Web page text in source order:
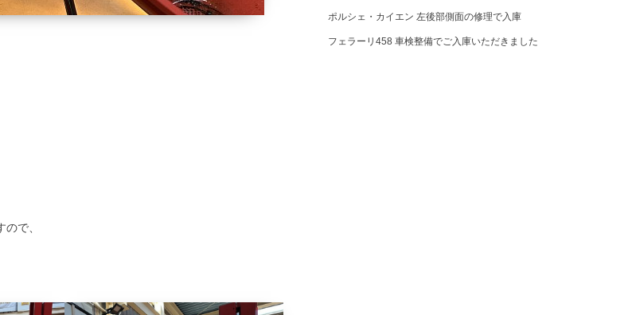
で、
ポルシェ・カイエン 左後部側面の修理で入庫
フェラーリ458 車検整備でご入庫いただきました